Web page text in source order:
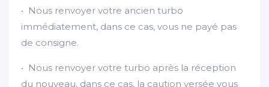
• Nous renvoyer votre ancien turbo
immédiatement, dans ce cas, vous ne payé pas
de consigne.
• Nous renvoyer votre turbo après la réception
du nouveau, dans ce cas, la caution versée vous